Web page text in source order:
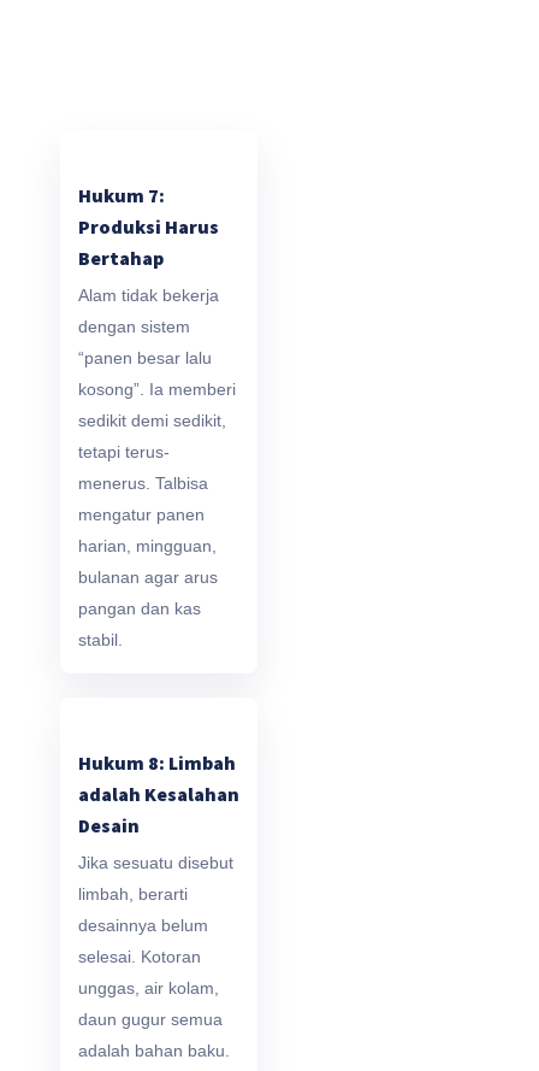
Hukum 7:
Produksi Harus
Bertahap
Alam tidak bekerja
dengan sistem
“panen besar lalu
kosong”. Ia memberi
sedikit demi sedikit,
tetapi terus-
menerus. Talbisa
mengatur panen
harian, mingguan,
bulanan agar arus
pangan dan kas
stabil.
Hukum 8: Limbah
adalah Kesalahan
Desain
Jika sesuatu disebut
limbah, berarti
desainnya belum
selesai. Kotoran
unggas, air kolam,
daun gugur semua
adalah bahan baku.